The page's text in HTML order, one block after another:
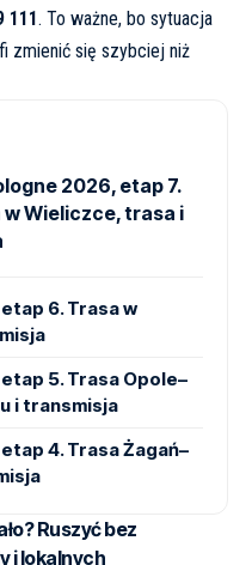
111. To ważne, bo sytuacja
zmienić się szybciej niż
2026, etap 7.
w Wieliczce, trasa i
6. Trasa w
5. Trasa Opole–
i transmisja
4. Trasa Żagań–
Ruszyć bez
i lokalnych